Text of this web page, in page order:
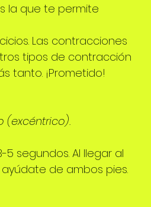
la que te permite
Las contracciones
tipos de contracción
tanto. ¡Prometido!
(excéntrico).
segundos. Al llegar al
de ambos pies.